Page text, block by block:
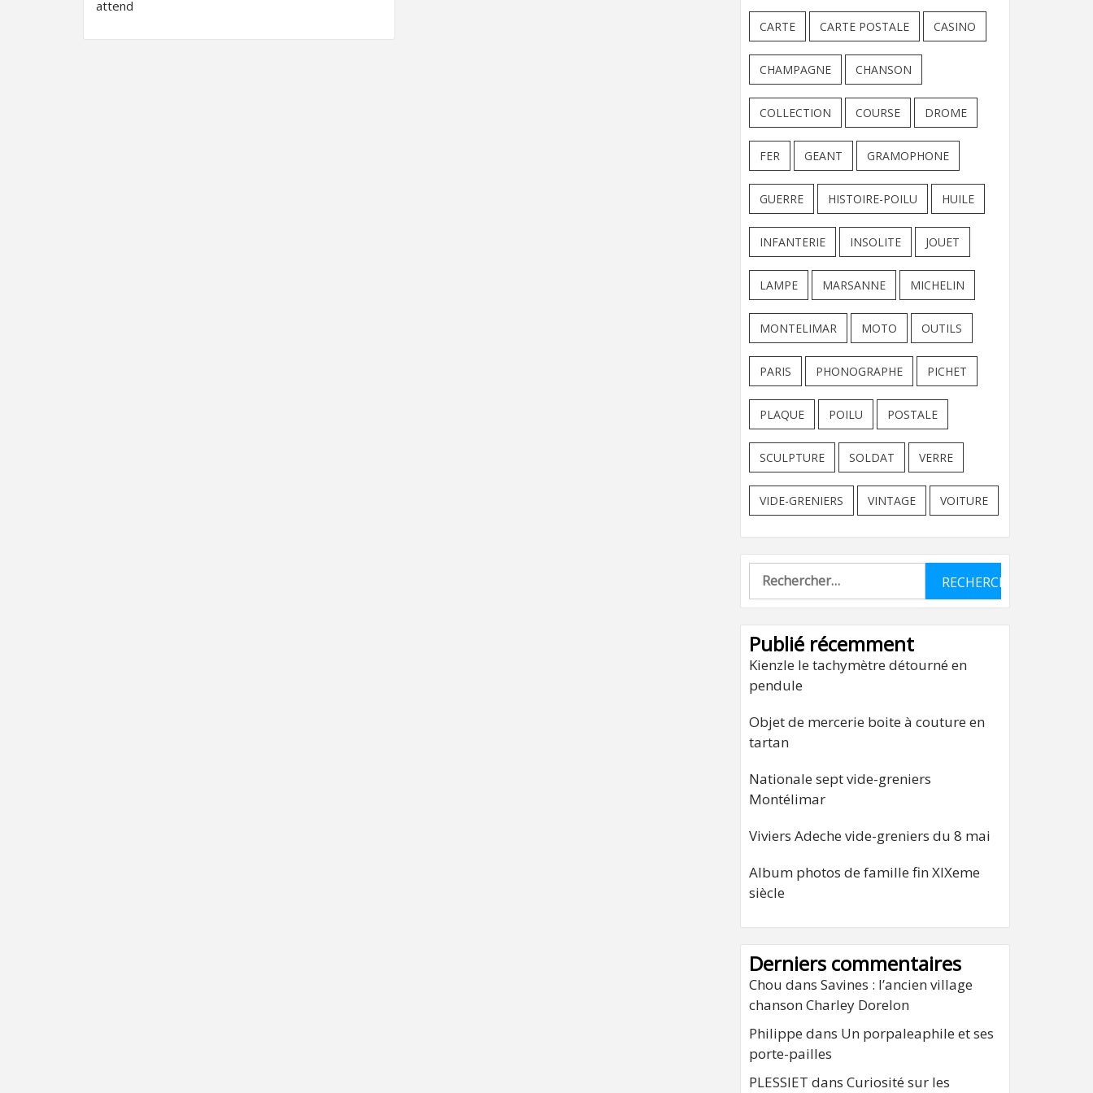
attend
CARTE CARTE POSTALE CASINO
CHAMPAGNE CHANSON
COLLECTION COURSE DROME
FER GEANT GRAMOPHONE
GUERRE HISTOIRE-POILU HUILE
INFANTERIE INSOLITE JOUET
LAMPE MARSANNE MICHELIN
MONTELIMAR MOTO OUTILS
PARIS PHONOGRAPHE PICHET
PLAQUE POILU POSTALE
SCULPTURE SOLDAT VERRE
VIDE-GRENIERS VINTAGE VOITURE
Rechercher :
Publié récemment
Kienzle le tachymètre détourné en
pendule
Objet de mercerie boite à couture en
tartan
Nationale sept vide-greniers
Montélimar
Viviers Adeche vide-greniers du 8 mai
Album photos de famille fin XIXeme
siècle
Derniers commentaires
Chou dans Savines : l’ancien village
chanson Charley Dorelon
Philippe dans Un porpaleaphile et ses
porte-pailles
PLESSIET dans Curiosité sur les